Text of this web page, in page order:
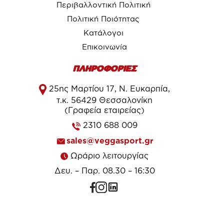
Περιβαλλοντική Πολιτική
Πολιτική Ποιότητας
Κατάλογοι
Επικοινωνία
ΠΛΗΡΟΦΟΡΙΕΣ
25ης Μαρτίου 17, Ν. Ευκαρπία,
τ.κ. 56429 Θεσσαλονίκη
(Γραφεία εταιρείας)
2310 688 009
sales@veggasport.gr
Ωράριο λειτουργίας
Δευ. – Παρ. 08.30 – 16:30